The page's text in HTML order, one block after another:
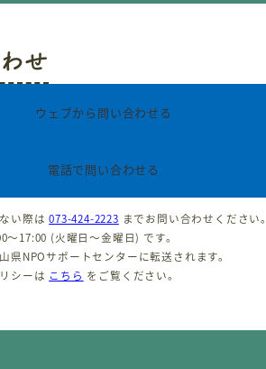
せ
ウェブから問い合わせる
電話で問い合わせる
い際は073-424-2223 までお問い合わせください。
17:00 (火曜日〜金曜日) です。
県NPOサポートセンターに転送されます。
シーは こちら をご覧ください。